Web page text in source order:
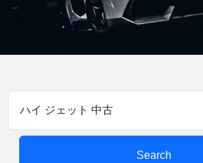
Search